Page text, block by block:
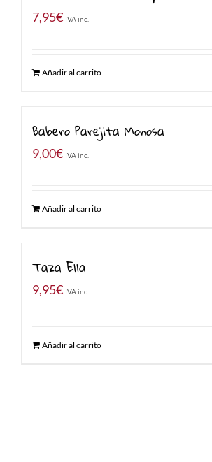
7,95€ IVA inc.
Añadir al carrito
Babero Parejita Monosa
9,00€ IVA inc.
Añadir al carrito
Taza Ella
9,95€ IVA inc.
Añadir al carrito